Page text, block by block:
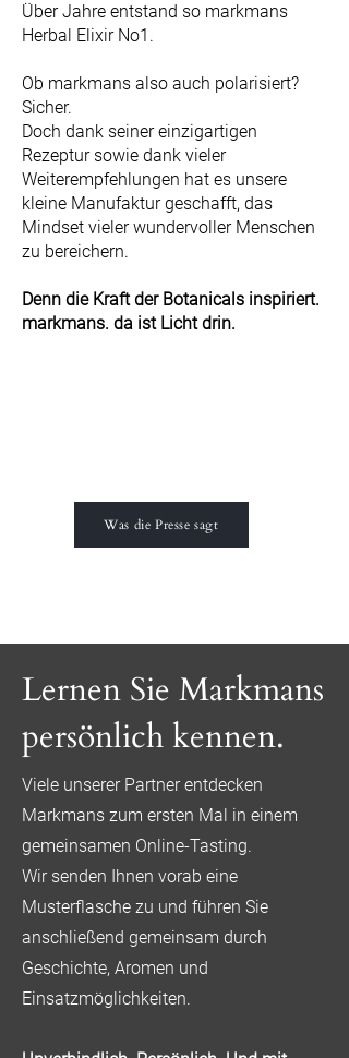
Über Jahre entstand so markmans
Herbal Elixir No1.
Ob markmans also auch polarisiert?
Sicher.
Doch dank seiner einzigartigen
Rezeptur sowie dank vieler
Weiterempfehlungen hat es unsere
kleine Manufaktur geschafft, das
Mindset vieler wundervoller Menschen
zu bereichern.
​​Denn die Kraft der Botanicals inspiriert.
markmans. da ist Licht drin.
Was die Presse sagt
Lernen Sie Markmans
persönlich kennen.
Viele unserer Partner entdecken
Markmans zum ersten Mal in einem
gemeinsamen Online-Tasting.
Wir senden Ihnen vorab eine
Musterflasche zu und führen Sie
anschließend gemeinsam durch
Geschichte, Aromen und
Einsatzmöglichkeiten.